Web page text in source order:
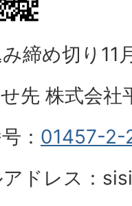
締め切り11
先 株式会社
： 01457-2-
アドレス：